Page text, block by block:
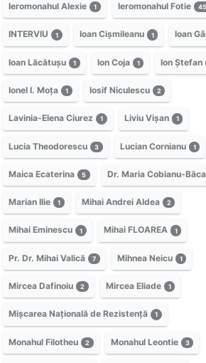
Ieromonahul Alexie 1 Ieromonahul Fotie 45
INTERVIU 1 Ioan Cișmileanu 1 Ioan
Ioan Lăcătușu 1 Ion Coja 1 Ion Ștefan
Ionel I. Moța 1 Iosif Niculescu 2
Lavinia-Elena Ciurez 1 Liviu Vișan 1
Lucia Theodorescu 3 Lucian Cornianu 1
Maica Ecaterina 5 Dr. Maria Cobianu-
Marian Ilie 1 Mihai Andrei Aldea 2
Mihai Eminescu 1 Mihai FLOAREA 1
Pr. Dr. Mihai Valică 7 Mihnea Neicu 1
Mircea Dafinoiu 2 Mircea Eliade 1
Mișcarea Națională de Rezistență 1
Monahul Filotheu 2 Monahul Leontie 3